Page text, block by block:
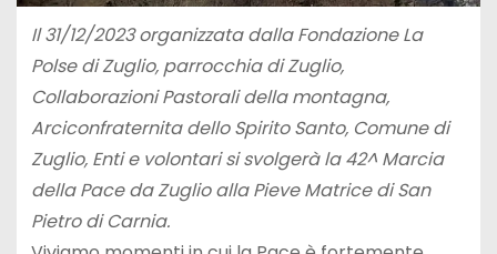
Il 31/12/2023 organizzata dalla Fondazione La
Polse di Zuglio, parrocchia di Zuglio,
Collaborazioni Pastorali della montagna,
Arciconfraternita dello Spirito Santo, Comune di
Zuglio, Enti e volontari si svolgerà la 42^ Marcia
della Pace da Zuglio alla Pieve Matrice di San
Pietro di Carnia.